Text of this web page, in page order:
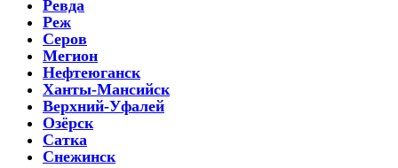
Ревда
Реж
Серов
Мегион
Нефтеюганск
Ханты-Мансийск
Верхний-Уфалей
Озёрск
Сатка
Снежинск